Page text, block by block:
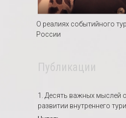
Публикации
1. Десять важных мыслей о
развитии внутреннего
О реалиях событийного
России